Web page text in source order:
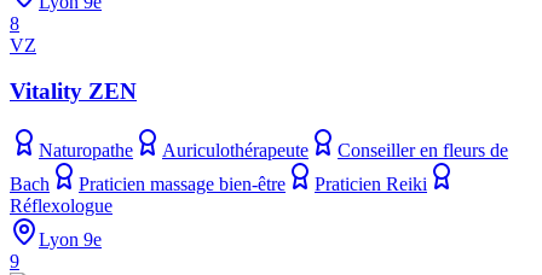
8
VZ
Vitality ZEN
Naturopathe Auriculothérapeute
Conseiller en fleurs de
Bach
Praticien massage bien-être
Praticien Reiki
Réflexologue
Lyon 9e
9